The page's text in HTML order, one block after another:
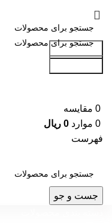
جست و جو
0 مقایسه
0 موارد 0 ریال
فهرست
جست و جو